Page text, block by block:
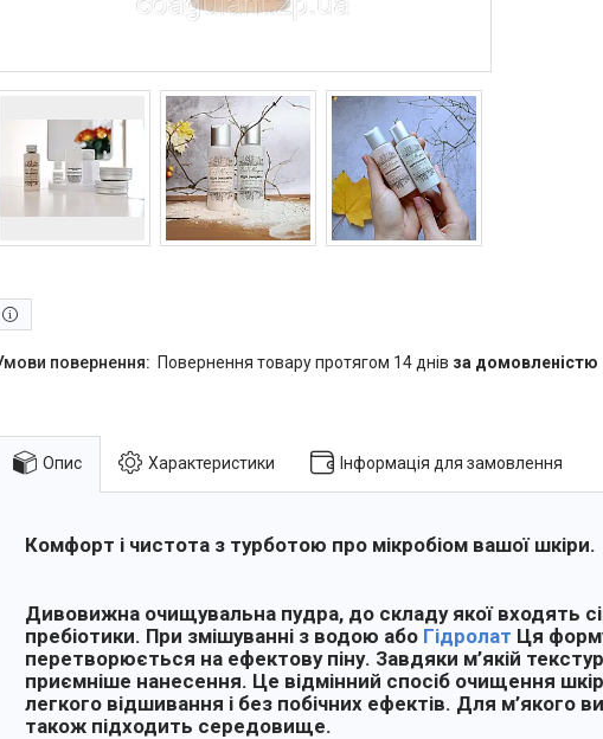
повернення товару протягом 14 днів за домовленістю
Опис Характеристики Інформація для замовлення
Комфорт і чистота з турботою про мікробіом вашої шкіри.
Дивовижна очищувальна пудра, до складу якої входять
пребіотики. При змішуванні з водою або Гідролат Ця
перетворюється на ефектову піну. Завдяки м’якій
приємніше нанесення. Це відмінний спосіб очищення
легкого відшивання і без побічних ефектів. Для м’якого
також підходить середовище.